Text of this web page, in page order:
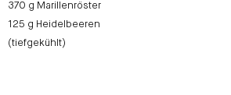
370 g Marillenröster
125 g Heidelbeeren
(tiefgekühlt)